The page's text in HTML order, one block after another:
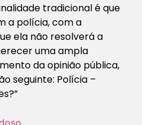
tradicional é que
a polícia, com a
ela não resolverá a
uma ampla
da opinião pública,
seguinte: Polícia –